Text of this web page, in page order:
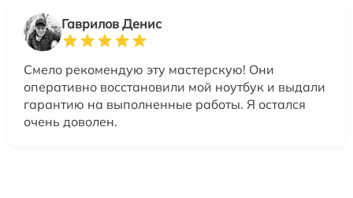
Гаврилов Денис
Смело рекомендую эту мастерскую! Они
оперативно восстановили мой ноутбук и выдали
гарантию на выполненные работы. Я остался
очень доволен.